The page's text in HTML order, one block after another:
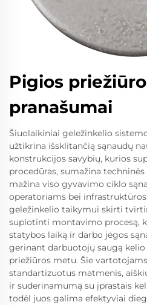
Pigios
pranašumai
Šiuolaikiniai geležinkelio
užtikrina išsklitančią sąnaudų
konstrukcijos savybių, kurios
procedūras, sumažina
mažina viso gyvavimo ciklo
operatoriams bei
geležinkelio taikymui skirti
suplotinti montavimo procesą,
statybos laiką ir darbo jėgos
gerinant darbuotojų saugą
priežiūros metu. Šie
standartizuotus matmenis,
ir suderinamumą su įprastais
todėl juos galima efektyviai